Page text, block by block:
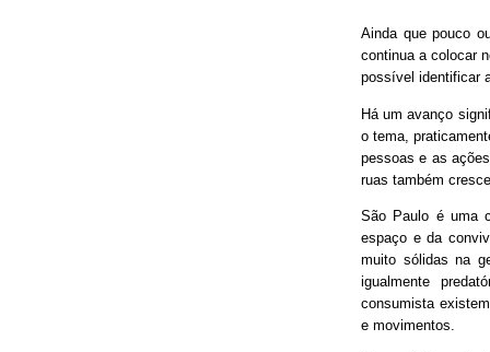
Ainda que pouco
continua a colocar
possível identificar
Há um avanço
o tema,
pessoas e as
ruas também
São Paulo é uma
espaço e da
muito sólidas na
igualmente
consumista
e movimentos.